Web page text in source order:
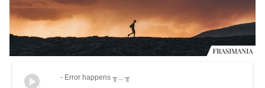
- Error happens ╥﹏╥